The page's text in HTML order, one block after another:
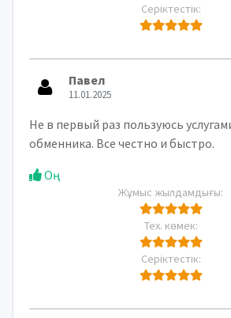
Серіктестік:
Павел
11.01.2025
Не в первый раз пользуюсь
обменника. Все честно и быстро.
Оң
Жұмыс жылдамдығы:
Тех. көмек:
Серіктестік: